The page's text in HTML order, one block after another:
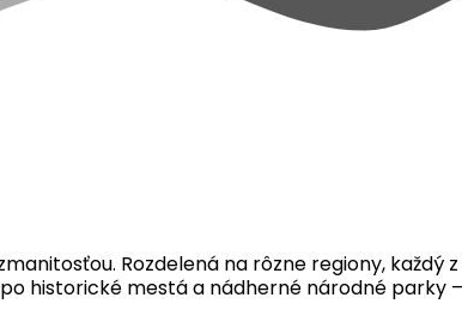
Rozdelená na rôzne regiony, každý
historické mestá a nádherné národné parky